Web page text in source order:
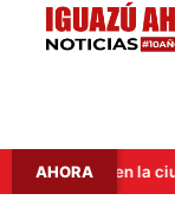
AHORA
en la ciudad: